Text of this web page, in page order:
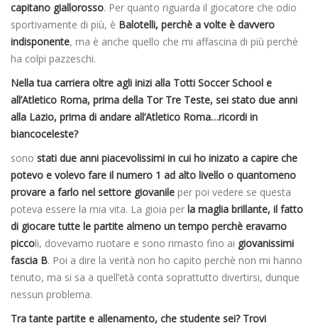
capitano giallorosso. Per quanto riguarda il giocatore che odio
sportivamente di più, è Balotelli, perchè a volte è davvero
indisponente, ma è anche quello che mi affascina di più perchè
ha colpi pazzeschi.
Nella tua carriera oltre agli inizi alla Totti Soccer School e
all’Atletico Roma, prima della Tor Tre Teste, sei stato due anni
alla Lazio, prima di andare all’Atletico Roma…ricordi in
biancoceleste?
sono stati due anni piacevolissimi in cui ho inizato a capire che
potevo e volevo fare il numero 1 ad alto livello o quantomeno
provare a farlo nel settore giovanile per poi vedere se questa
poteva essere la mia vita. La gioia per la maglia brillante, il fatto
di giocare tutte le partite almeno un tempo perchè eravamo
piccoli, dovevamo ruotare e sono rimasto fino ai giovanissimi
fascia B. Poi a dire la verità non ho capito perchè non mi hanno
tenuto, ma si sa a quell’età conta soprattutto divertirsi, dunque
nessun problema.
Tra tante partite e allenamento, che studente sei? Trovi